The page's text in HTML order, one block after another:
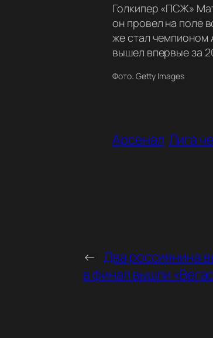
Голкипер «ПСЖ»
он провел на поле
же стал чемпионом
вышел впервые за
Фото: Getty Images
Арсенал Лига
← Два россиянина
в финал вышли